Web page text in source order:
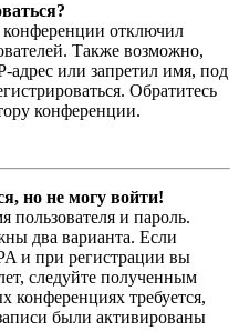
отключил
Также возможно,
адрес или запретил имя, под
Обратитесь
конференции.
но не могу войти!
пользователя и пароль.
два варианта. Если
и при регистрации вы
следуйте полученным
конференциях требуется,
были активированы